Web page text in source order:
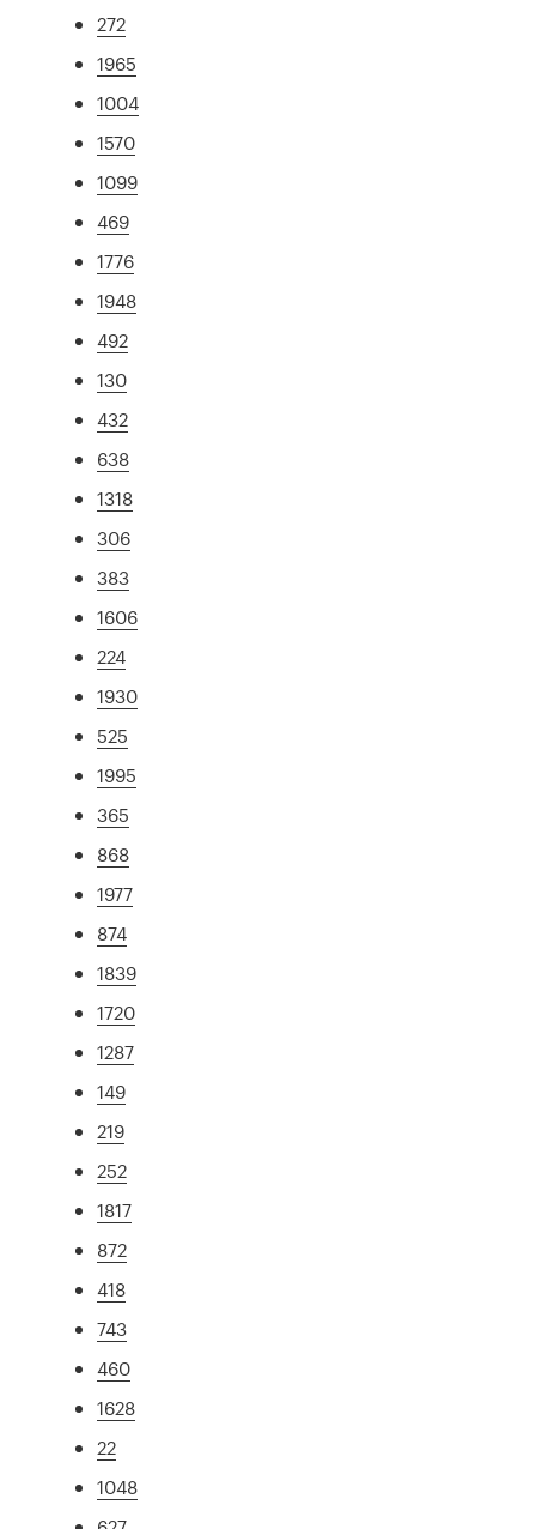
272
1965
1004
1570
1099
469
1776
1948
492
130
432
638
1318
306
383
1606
224
1930
525
1995
365
868
1977
874
1839
1720
1287
149
219
252
1817
872
418
743
460
1628
22
1048